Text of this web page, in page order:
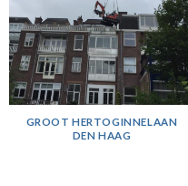
GROOT HERTOGINNELAAN
DEN HAAG